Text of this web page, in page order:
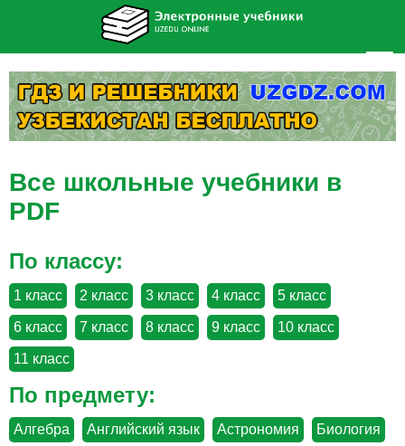
Все школьные учебники в
PDF
По предмету:
Алгебра Английский язык Астрономия Биология
По классу:
1 класс 2 класс 3 класс 4 класс 5 класс
6 класс 7 класс 8 класс 9 класс 10 класс
11 класс